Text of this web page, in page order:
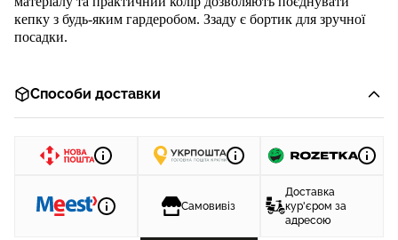
кепку з будь-яким гардеробом. Ззаду є бортик для зручної
посадки.
Способи доставки
Самовивіз
Доставка
кур'єром за
адресою